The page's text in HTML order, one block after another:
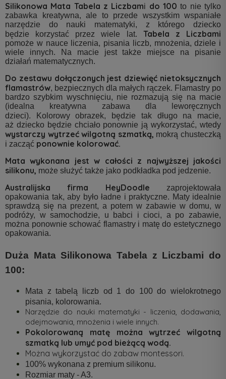
Silikonowa Mata Tabela z Liczbami do 100 to nie tylko
zabawka kreatywna, ale to przede wszystkim wspaniałe
narzędzie do nauki matematyki, z którego dziecko
będzie korzystać przez wiele lat.
Tabela z Liczbami
pomoże w nauce liczenia, pisania liczb, mnożenia, dziele i
wiele innych. Na macie jest także miejsce na pisanie
działań matematycznych.
Do zestawu dołączonych jest dziewięć nietoksycznych
flamastrów, bezpiecznych dla małych rączek. Flamastry po
bardzo szybkim wyschnięciu, nie rozmazują się na macie
(idealna kreatywna zabawa dla leworęcznych
dzieci).
Kolorowy obrazek, będzie tak długo na macie,
aż dziecko będzie chciało ponownie ją wykorzystać, wtedy
wystarczy wytrzeć wilgotną szmatką, mokrą chusteczką
i zacząć ponownie kolorować.
Mata wykonana jest w całości z najwyższej jakości
silikonu, może służyć także jako podkładka pod jedzenie.
Australijska firma HeyDoodle zaprojektowała
opakowania tak, aby było ładne i praktyczne. Maty idealnie
sprawdzą się na prezent, a potem w zabawie w domu, w
podróży, w samochodzie, u babci i cioci, a po zabawie,
można ponownie schować flamastry i matę do estetycznego
opakowania.
Duża Mata Silikonowa Tabela z Liczbami do
100:
Mata z tabelą liczb od 1 do 100 do wielokrotnego
pisania, kolorowania.
Narzędzie do nauki matematyki - liczenia, dodawania,
odejmowania, mnożenia i wiele innych.
Pokolorowaną matę można wytrzeć wilgotną
szmatką lub umyć pod bieżącą wodą.
Można wykorzystać do zabaw montessori.
100% wykonana z premium silikonu.
Rozmiar maty - A3.